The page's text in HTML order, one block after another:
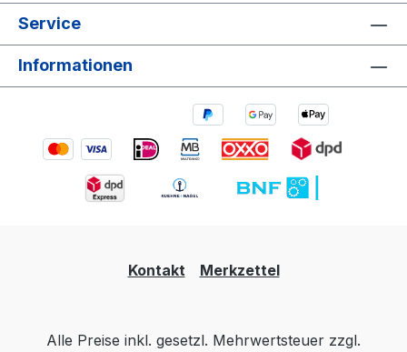
Service
Informationen
Kontakt Merkzettel
Alle Preise inkl. gesetzl. Mehrwertsteuer zzgl.